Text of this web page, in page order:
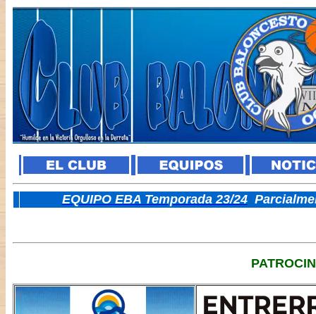
EQUIPO EBA Temporada 23/24